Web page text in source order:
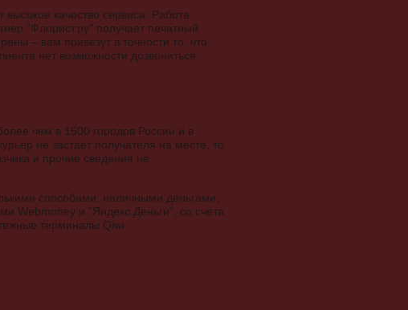
качество сервиса. Работа
"Флорист.ру" получает печатный
– вам привезут в точности то, что
нет возможности дозвониться,
чем в 1500 городов России и в
не застает получателя на месте, то
и прочие сведения не
способами: наличными деньгами,
Webmoney и "Яндекс.Деньги", со счета
терминалы Qiwi.